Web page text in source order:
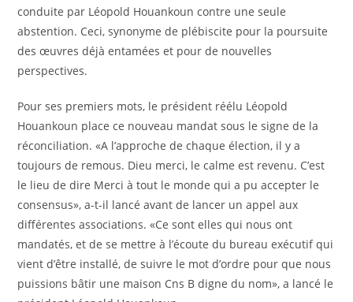
conduite par Léopold Houankoun contre une seule
abstention. Ceci, synonyme de plébiscite pour la poursuite
des œuvres déjà entamées et pour de nouvelles
perspectives.
Pour ses premiers mots, le président réélu Léopold
Houankoun place ce nouveau mandat sous le signe de la
réconciliation. «A l’approche de chaque élection, il y a
toujours de remous. Dieu merci, le calme est revenu. C’est
le lieu de dire Merci à tout le monde qui a pu accepter le
consensus», a-t-il lancé avant de lancer un appel aux
différentes associations. «Ce sont elles qui nous ont
mandatés, et de se mettre à l’écoute du bureau exécutif qui
vient d’être installé, de suivre le mot d’ordre pour que nous
puissions bâtir une maison Cns B digne du nom», a lancé le